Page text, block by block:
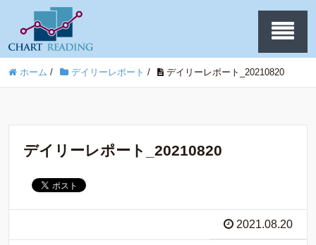
ホーム / デイリーレポート / デイリーレポート_20210820
デイリーレポート_20210820
2021.08.20